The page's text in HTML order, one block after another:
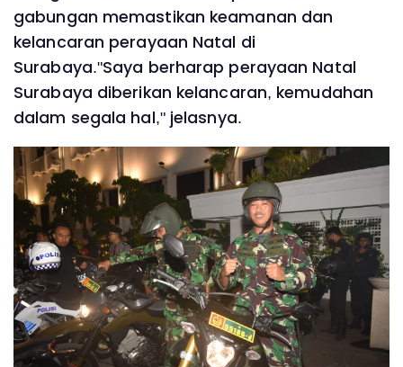
gabungan memastikan keamanan dan
kelancaran perayaan Natal di
Surabaya."Saya berharap perayaan Natal
Surabaya diberikan kelancaran, kemudahan
dalam segala hal," jelasnya.